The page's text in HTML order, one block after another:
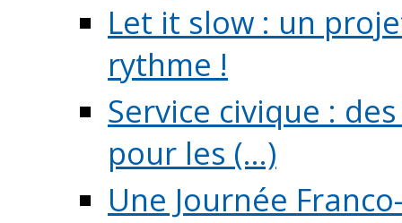
Let it slow : un
rythme !
Service civique :
pour les (...)
Une Journée